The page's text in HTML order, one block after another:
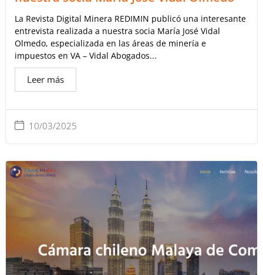
10/03/2025
La Revista Digital Minera REDIMIN publicó una interesante
entrevista realizada a nuestra socia María José Vidal
Olmedo, especializada en las áreas de minería e
impuestos en VA – Vidal Abogados...
Leer más